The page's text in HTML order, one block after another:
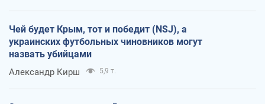
Чей будет Крым, тот и победит (NSJ), а
украинских футбольных чиновников могут
назвать убийцами
Александр Кирш 5,9 т.